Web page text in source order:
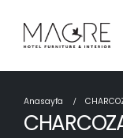
Anasayfa